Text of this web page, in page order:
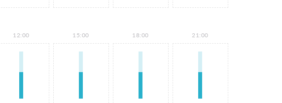
12:00 15:00 18:00 21:00